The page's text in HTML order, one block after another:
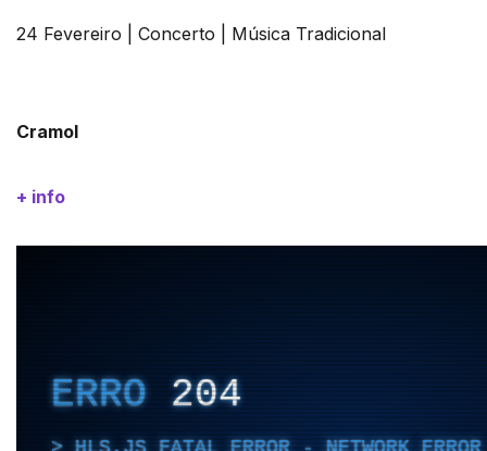
24 Fevereiro | Concerto | Música Tradicional
Cramol
+ info